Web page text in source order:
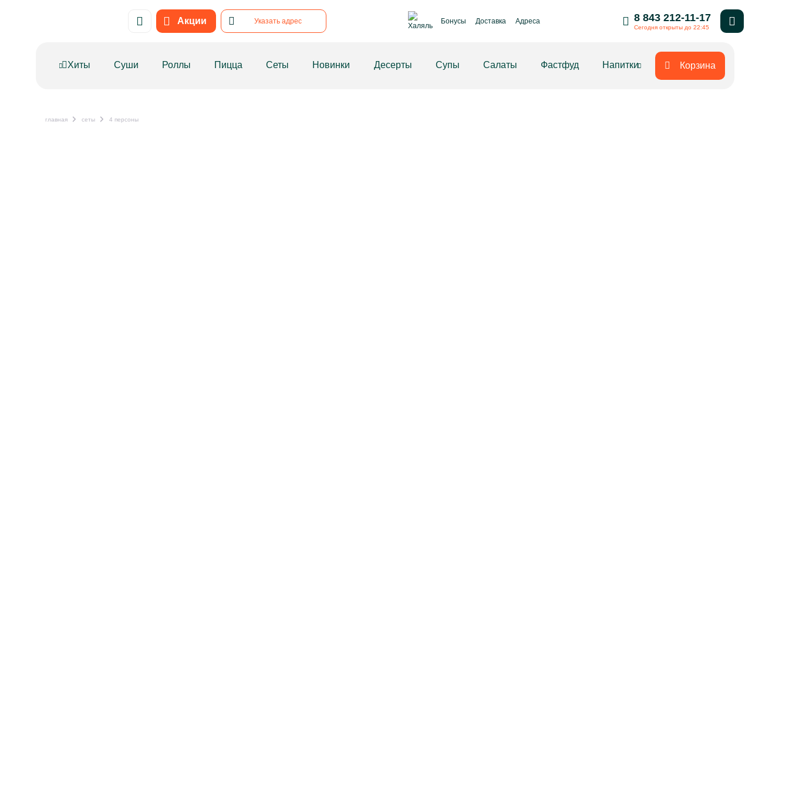
Акции
Указать адрес Бонусы Доставка Адреса 8 843 212-11-17
Сегодня открыты до 22:45
Хиты Суши Роллы Пицца Сеты Новинки Десерты Супы Салаты Фастфуд Напитки Корзина
главная сеты 4 персоны